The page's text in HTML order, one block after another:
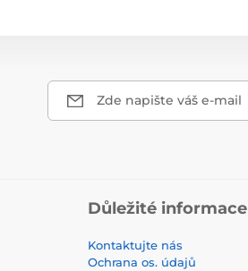
Zde napište váš e-mail
Důležité informace
Kontaktujte nás
Ochrana os. údajů